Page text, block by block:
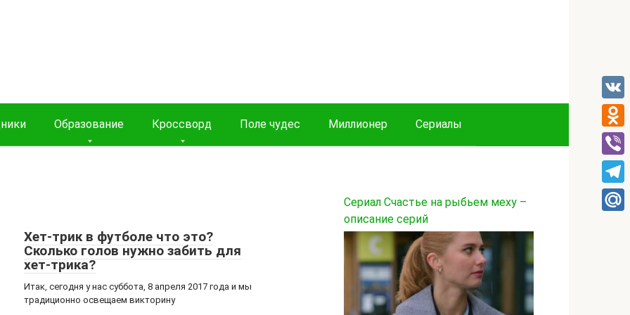
Образование Кроссворд Поле чудес Миллионер Сериалы
Хет-трик в футболе что это?
Сколько голов нужно забить для
хет-трика?
Итак, сегодня у нас суббота, 8 апреля 2017 года и мы
традиционно освещаем викторину
Сериал Счастье на рыбьем меху –
описание серий
VK
Viber